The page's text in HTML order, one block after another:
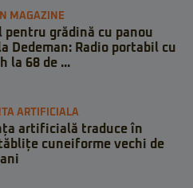
MAGAZINE
pentru grădină cu panou
Dedeman: Radio portabil cu
la 68 de ...
ARTIFICIALA
artificială traduce în
cuneiforme vechi de